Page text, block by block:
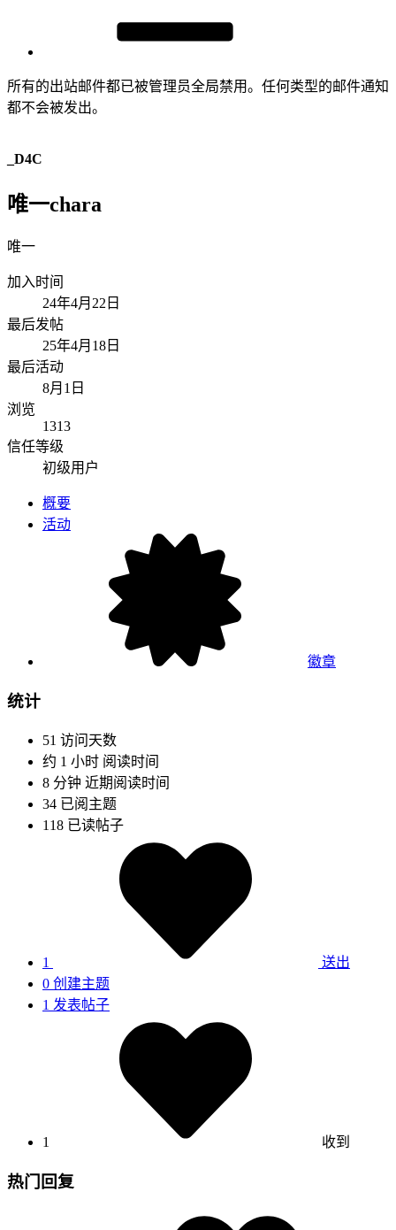
所有的出站邮件都已被管理员全局禁用。任何类型的邮件通知
都不会被发出。
_D4C
唯一chara
唯一
加入时间
24年4月22日
最后发帖
25年4月18日
最后活动
8月1日
浏览
1313
信任等级
初级用户
概要
活动
徽章
统计
51 访问天数
约 1 小时 阅读时间
8 分钟 近期阅读时间
34 已阅主题
118 已读帖子
1
送出
0 创建主题
1 发表帖子
1 收到
热门回复